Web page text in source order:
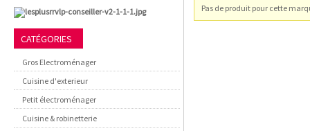
Pas de produit pour cette
CATÉGORIES
Gros Electroménager
Cuisine d'exterieur
Petit électroménager
Cuisine & robinetterie